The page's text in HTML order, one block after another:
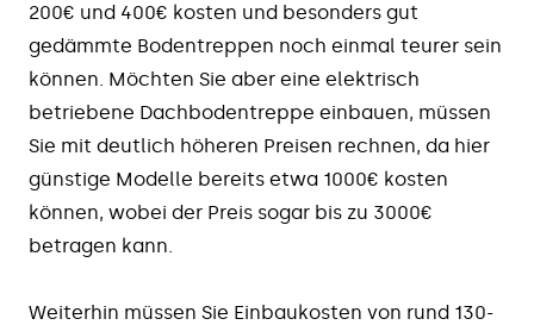
200€ und 400€ kosten und besonders gut
gedämmte Bodentreppen noch einmal teurer sein
können. Möchten Sie aber eine elektrisch
betriebene Dachbodentreppe einbauen, müssen
Sie mit deutlich höheren Preisen rechnen, da hier
günstige Modelle bereits etwa 1000€ kosten
können, wobei der Preis sogar bis zu 3000€
betragen kann.
Weiterhin müssen Sie Einbaukosten von rund 130-